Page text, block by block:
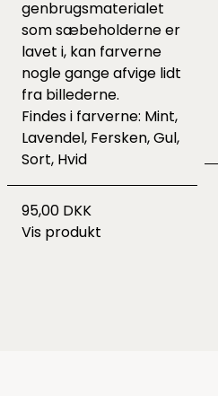
genbrugsmaterialet
som sæbeholderne er
lavet i, kan farverne
nogle gange afvige lidt
fra billederne.
Findes i farverne: Mint,
Lavendel, Fersken, Gul,
Sort, Hvid
95,00 DKK
Vis produkt